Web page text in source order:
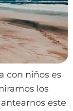
con niños es
los
este